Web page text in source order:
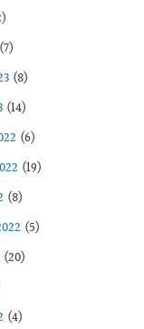
(7)
(8)
(14)
(6)
(19)
(8)
(5)
(20)
(4)